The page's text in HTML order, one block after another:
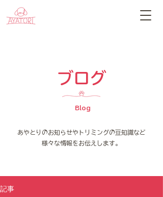
​ブログ
Blog
​あやとりのお知らせやトリミングの豆知識など
様々な情報をお伝えします。
記事